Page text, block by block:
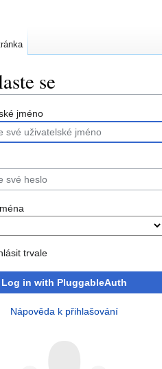
se
jméno
trvale
Log in with PluggableAuth
Nápověda k přihlašování